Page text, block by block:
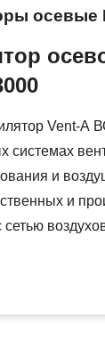
осевые
Vent-А
системах
и
и